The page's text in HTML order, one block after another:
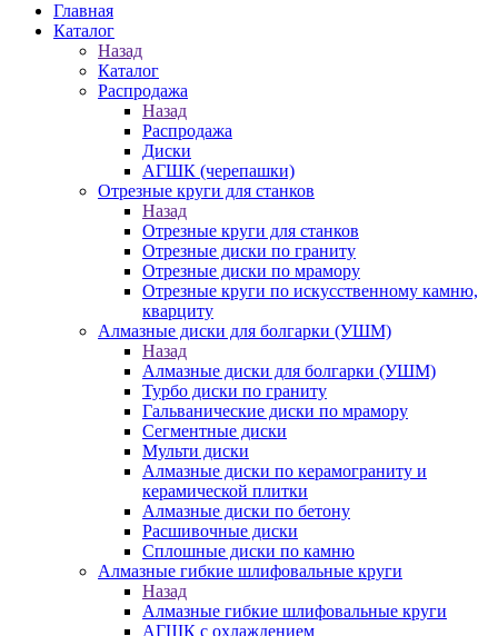
Главная
Каталог
Назад
Каталог
Распродажа
Назад
Распродажа
Диски
АГШК (черепашки)
Отрезные круги для станков
Назад
Отрезные круги для станков
Отрезные диски по граниту
Отрезные диски по мрамору
Отрезные круги по искусственному камню,
кварциту
Алмазные диски для болгарки (УШМ)
Назад
Алмазные диски для болгарки (УШМ)
Турбо диски по граниту
Гальванические диски по мрамору
Сегментные диски
Мульти диски
Алмазные диски по керамограниту и
керамической плитки
Алмазные диски по бетону
Расшивочные диски
Сплошные диски по камню
Алмазные гибкие шлифовальные круги
Назад
Алмазные гибкие шлифовальные круги
АГШК с охлаждением